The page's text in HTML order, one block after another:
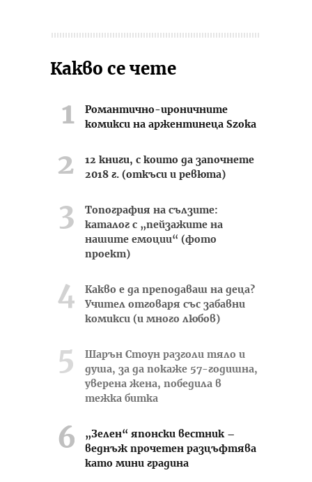
Какво се чете
Романтично-ироничните
комикси на аржентинеца Szoka
12 книги, с които да започнете
2018 г. (откъси и ревюта)
Топография на сълзите:
каталог с „пейзажите на
нашите емоции“ (фото
проект)
Какво е да преподаваш на деца?
Учител отговаря със забавни
комикси (и много любов)
Шарън Стоун разголи тяло и
душа, за да покаже 57-годишна,
уверена жена, победила в
тежка битка
„Зелен“ японски вестник –
веднъж прочетен разцъфтява
като мини градина